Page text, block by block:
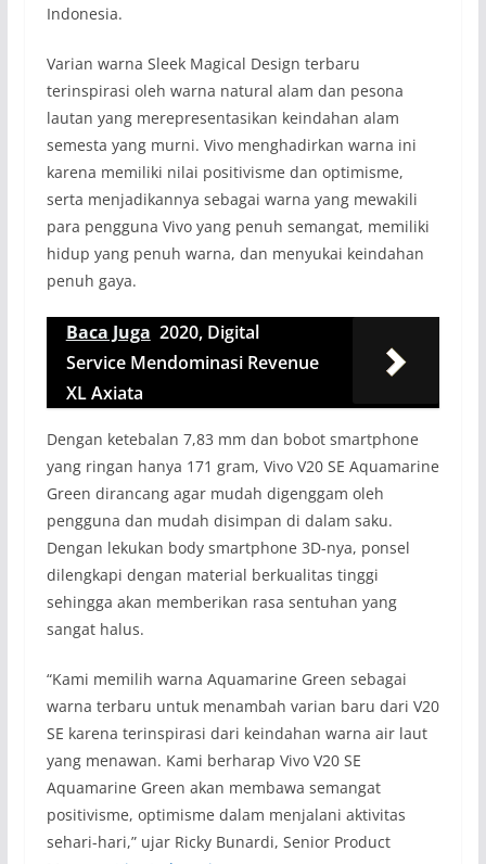
Indonesia.
Varian warna Sleek Magical Design terbaru
terinspirasi oleh warna natural alam dan pesona
lautan yang merepresentasikan keindahan alam
semesta yang murni. Vivo menghadirkan warna ini
karena memiliki nilai positivisme dan optimisme,
serta menjadikannya sebagai warna yang mewakili
para pengguna Vivo yang penuh semangat, memiliki
hidup yang penuh warna, dan menyukai keindahan
penuh gaya.
Baca Juga 2020, Digital
Service Mendominasi Revenue
XL Axiata
Dengan ketebalan 7,83 mm dan bobot smartphone
yang ringan hanya 171 gram, Vivo V20 SE Aquamarine
Green dirancang agar mudah digenggam oleh
pengguna dan mudah disimpan di dalam saku.
Dengan lekukan body smartphone 3D-nya, ponsel
dilengkapi dengan material berkualitas tinggi
sehingga akan memberikan rasa sentuhan yang
sangat halus.
“Kami memilih warna Aquamarine Green sebagai
warna terbaru untuk menambah varian baru dari V20
SE karena terinspirasi dari keindahan warna air laut
yang menawan. Kami berharap Vivo V20 SE
Aquamarine Green akan membawa semangat
positivisme, optimisme dalam menjalani aktivitas
sehari-hari,” ujar Ricky Bunardi, Senior Product